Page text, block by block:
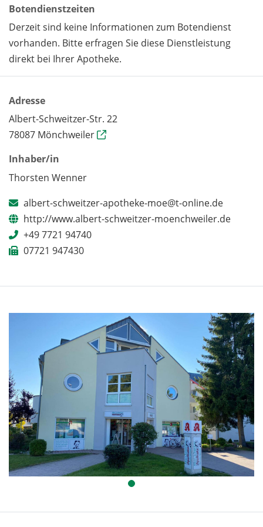
Botendienstzeiten
Derzeit sind keine Informationen zum Botendienst
vorhanden. Bitte erfragen Sie diese Dienstleistung
direkt bei Ihrer Apotheke.
Adresse
Albert-Schweitzer-Str. 22
78087 Mönchweiler
Inhaber/in
Thorsten Wenner
albert-schweitzer-apotheke-moe@t-online.de
http://www.albert-schweitzer-moenchweiler.de
+49 7721 94740
07721 947430